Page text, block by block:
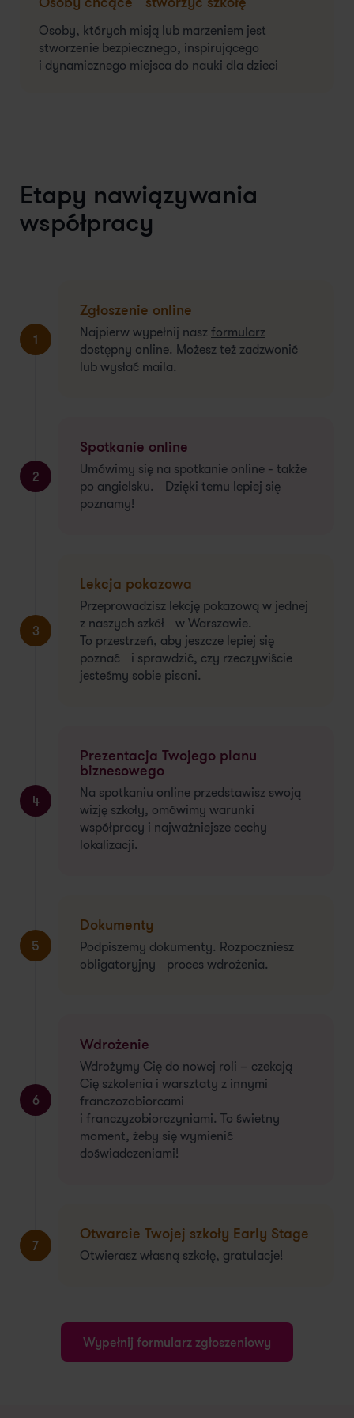
Osoby, których misją lub marzeniem jest
stworzenie bezpiecznego, inspirującego
i dynamicznego miejsca do nauki dla dzieci
Etapy nawiązywania
współpracy
1
Zgłoszenie online
Najpierw wypełnij nasz formularz
dostępny online. Możesz też zadzwonić
lub wysłać maila.
2
Spotkanie online
Umówimy się na spotkanie online - także
po angielsku. Dzięki temu lepiej się
poznamy!
3
Lekcja pokazowa
Przeprowadzisz lekcję pokazową w jednej
z naszych szkół w Warszawie.
To przestrzeń, aby jeszcze lepiej się
poznać i sprawdzić, czy rzeczywiście
jesteśmy sobie pisani.
4
Prezentacja Twojego planu
biznesowego
Na spotkaniu online przedstawisz swoją
wizję szkoły, omówimy warunki
współpracy i najważniejsze cechy
lokalizacji.
5
Dokumenty
Podpiszemy dokumenty. Rozpoczniesz
obligatoryjny proces wdrożenia.
6
Wdrożenie
Wdrożymy Cię do nowej roli – czekają
Cię szkolenia i warsztaty z innymi
franczozobiorcami
i franczyzobiorczyniami. To świetny
moment, żeby się wymienić
doświadczeniami!
7
Otwarcie Twojej szkoły Early Stage
Otwierasz własną szkołę, gratulacje!
Wypełnij formularz zgłoszeniowy